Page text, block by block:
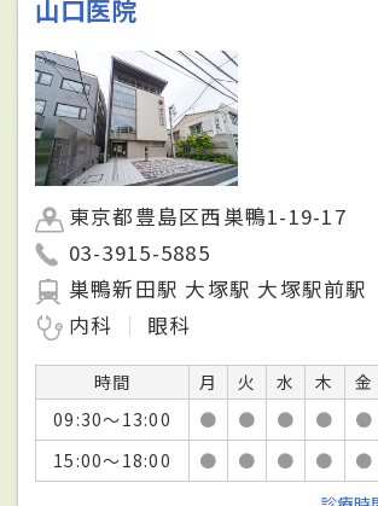
山口医院
東京都豊島区西巣鴨1-19-17
03-3915-5885
巣鴨新田駅 大塚駅 大塚駅前駅
内科
眼科
時間 月 火 水 木 金
09:30～13:00
● ● ● ● ●
15:00～18:00
● ● ● ● ●